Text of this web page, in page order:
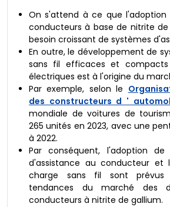
On s'attend à ce que l'adoption
conducteurs à base de nitrite
besoin croissant de systèmes
En outre, le développement de
sans fil efficaces et compacts
électriques est à l'origine du
Par exemple, selon le
des constructeurs d '
mondiale de voitures de
265 unités en 2023, avec une
à 2022.
Par conséquent, l'adoption de
d'assistance au conducteur et
charge sans fil sont prévus
tendances du marché des
conducteurs à nitrite de gallium.